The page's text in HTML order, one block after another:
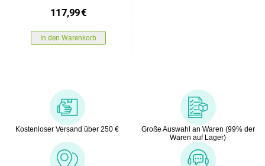
117,99€
In den Warenkorb
Kostenloser Versand über 250 €
Große Auswahl an Waren (99% der
Waren auf Lager)